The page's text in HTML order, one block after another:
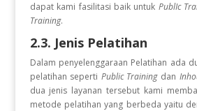
dapat kami fasilitasi baik untuk PublIc
Training.
2.3. Jenis Pelatihan
Dalam penyelenggaraan Pelatihan ada
pelatihan seperti Public Trainingdan
dua jenis layanan tersebut kami
metode pelatihan yang berbeda yaitu